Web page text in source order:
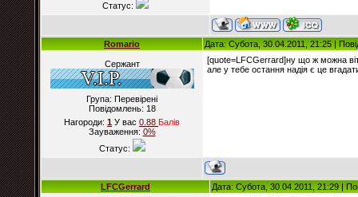
Статус:
Romario Дата: Субота, 30.04.2011, 21:25 |
Сержант
Група: Перевірені
Повідомлень: 18
Нагороди: 1 У вас 0.88 Балiв
Зауваження: 0%
Статус:
[quote=LFCGerrard]ну що ж можна
але у тебе остання надія є це
LFCGerrard Дата: Субота, 30.04.2011, 21:29 |